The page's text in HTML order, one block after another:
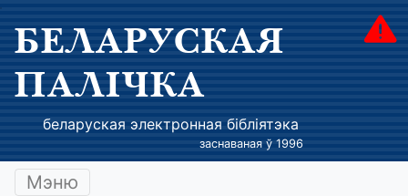
БЕЛАРУСКАЯ
ПАЛІЧКА
беларуская электронная бібліятэка
заснаваная ў 1996
Мэню